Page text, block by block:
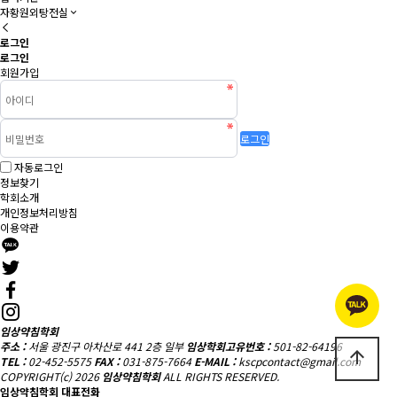
자황원외탕전실
로그인
로그인
회원가입
로그인
자동로그인
정보찾기
학회소개
개인정보처리방침
이용약관
임상약침학회
주소 :서울 광진구 아차산로 441 2층 일부 임상학회고유번호 :501-82-64196
TEL :02-452-5575 FAX :031-875-7664 E-MAIL :kscpcontact@gmail.com
COPYRIGHT(c) 2026 임상약침학회ALL RIGHTS RESERVED.
임상약침학회 대표전화
arrow_upward